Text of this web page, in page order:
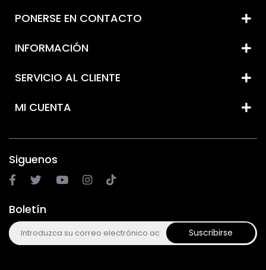
PONERSE EN CONTACTO
INFORMACIÓN
SERVICIO AL CLIENTE
MI CUENTA
Siguenos
Boletín
Suscribirse